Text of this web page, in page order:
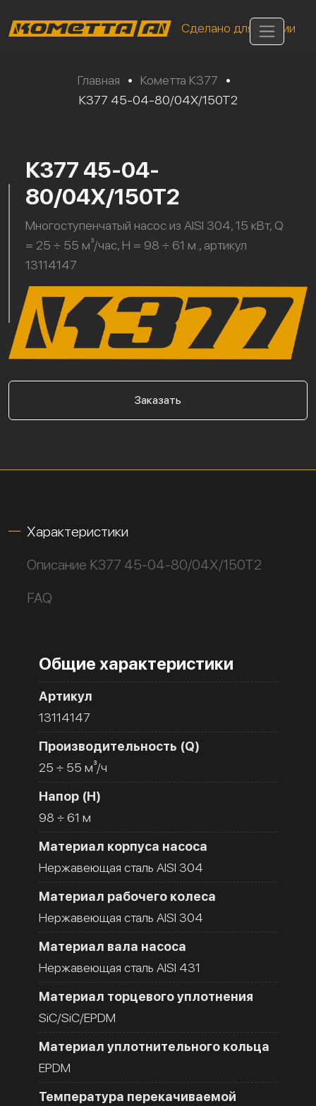
Сделано для России
Главная • Кометта К377
•
К377 45-04-80/04Х/150Т2
К377 45-04-
80/04Х/150Т2
Многоступенчатый насос из AISI 304, 15 кВт, Q
= 25 ÷ 55 м³/час, H = 98 ÷ 61 м., артикул
13114147
Заказать
Характеристики
Описание К377 45-04-80/04Х/150Т2
FAQ
Общие характеристики
Артикул
13114147
Производительность (Q)
25 ÷ 55 м³/ч
Напор (H)
98 ÷ 61 м
Материал корпуса насоса
Нержавеющая сталь AISI 304
Материал рабочего колеса
Нержавеющая сталь AISI 304
Материал вала насоса
Нержавеющая сталь AISI 431
Материал торцевого уплотнения
SiC/SiC/EPDM
Материал уплотнительного кольца
EPDM
Температура перекачиваемой